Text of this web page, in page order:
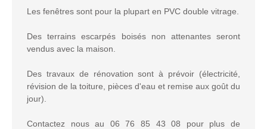
Les fenêtres sont pour la plupart en PVC double vitrage.
Des terrains escarpés boisés non attenantes seront
vendus avec la maison.
Des travaux de rénovation sont à prévoir (électricité,
révision de la toiture, pièces d'eau et remise aux goût du
jour).
Contactez nous au 06 76 85 43 08 pour plus de